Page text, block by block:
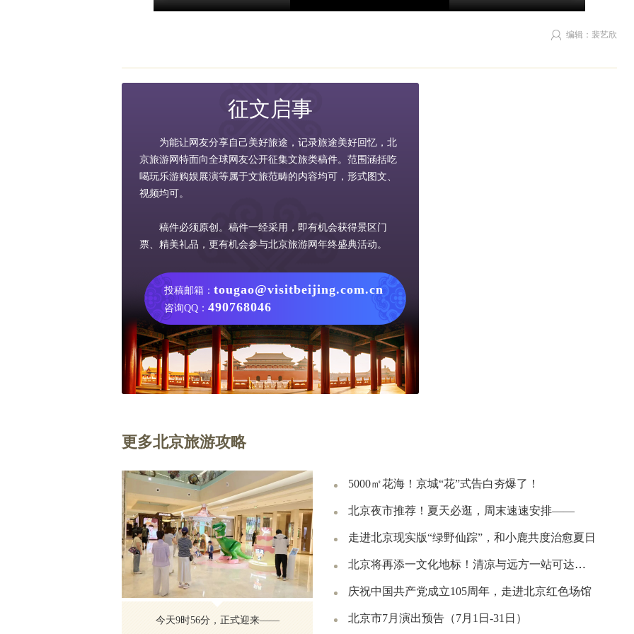
编辑：裴艺欣
征文启事
为能让网友分享自己美好旅途，记录旅途美好回忆，北
京旅游网特面向全球网友公开征集文旅类稿件。范围涵括吃
喝玩乐游购娱展演等属于文旅范畴的内容均可，形式图文、
视频均可。
稿件必须原创。稿件一经采用，即有机会获得景区门
票、精美礼品，更有机会参与北京旅游网年终盛典活动。
投稿邮箱： tougao@visitbeijing.com.cn
咨询QQ： 490768046
更多北京旅游攻略
今天9时56分，正式迎来——
5000㎡花海！京城“花”式告白夯爆了！
北京夜市推荐！夏天必逛，周末速速安排——
走进北京现实版“绿野仙踪”，和小鹿共度治愈夏日
北京将再添一文化地标！清凉与远方一站可达｜周末京郊微度假
庆祝中国共产党成立105周年，走进北京红色场馆
北京市7月演出预告（7月1日-31日）